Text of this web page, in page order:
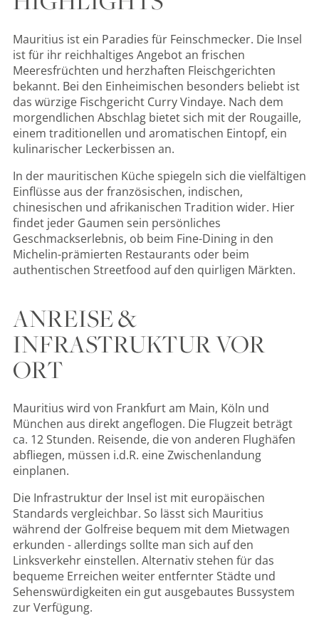
Mauritius ist ein Paradies für Feinschmecker. Die Insel
ist für ihr reichhaltiges Angebot an frischen
Meeresfrüchten und herzhaften Fleischgerichten
bekannt. Bei den Einheimischen besonders beliebt ist
das würzige Fischgericht Curry Vindaye. Nach dem
morgendlichen Abschlag bietet sich mit der Rougaille,
einem traditionellen und aromatischen Eintopf, ein
kulinarischer Leckerbissen an.
In der mauritischen Küche spiegeln sich die vielfältigen
Einflüsse aus der französischen, indischen,
chinesischen und afrikanischen Tradition wider. Hier
findet jeder Gaumen sein persönliches
Geschmackserlebnis, ob beim Fine-Dining in den
Michelin-prämierten Restaurants oder beim
authentischen Streetfood auf den quirligen Märkten.
ANREISE &
INFRASTRUKTUR VOR
ORT
Mauritius wird von Frankfurt am Main, Köln und
München aus direkt angeflogen. Die Flugzeit beträgt
ca. 12 Stunden. Reisende, die von anderen Flughäfen
abfliegen, müssen i.d.R. eine Zwischenlandung
einplanen.
Die Infrastruktur der Insel ist mit europäischen
Standards vergleichbar. So lässt sich Mauritius
während der Golfreise bequem mit dem Mietwagen
erkunden - allerdings sollte man sich auf den
Linksverkehr einstellen. Alternativ stehen für das
bequeme Erreichen weiter entfernter Städte und
Sehenswürdigkeiten ein gut ausgebautes Bussystem
zur Verfügung.